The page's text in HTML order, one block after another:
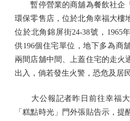
暫停營業的商舖為餐飲社企
環保零售店，位於北角幸福大樓
位於北角錦屏街24-38號，1965
供196個住宅單位，地下多為商
兩間店舖中間、上蓋住宅的走火
出入，倘若發生火警，恐危及居
大公報記者昨日前往幸福大
「糕點時光」門外張貼告示，提